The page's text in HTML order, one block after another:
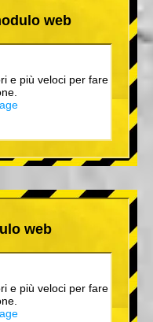
web
e più veloci per fare
web
e più veloci per fare